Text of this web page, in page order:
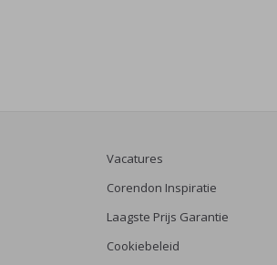
Vacatures
Corendon Inspiratie
Laagste Prijs Garantie
Cookiebeleid